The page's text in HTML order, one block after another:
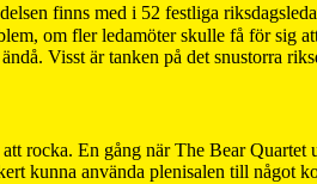
finns med i 52 festliga
om fler ledamöter skulle få för sig
Visst är tanken på det snustorra
rocka. En gång när The Bear Quartet
kunna använda plenisalen till något